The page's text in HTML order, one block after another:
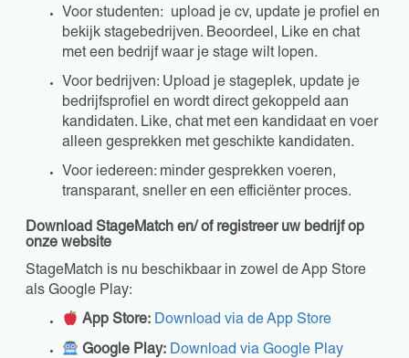
Voor studenten: upload je cv, update je profiel en
bekijk stagebedrijven. Beoordeel, Like en chat
met een bedrijf waar je stage wilt lopen.
Voor bedrijven: Upload je stageplek, update je
bedrijfsprofiel en wordt direct gekoppeld aan
kandidaten. Like, chat met een kandidaat en voer
alleen gesprekken met geschikte kandidaten.
Voor iedereen: minder gesprekken voeren,
transparant, sneller en een efficiënter proces.
Download StageMatch en/ of registreer uw bedrijf op
onze website
StageMatch is nu beschikbaar in zowel de App Store
als Google Play:
App Store: Download via de App Store
Google Play: Download via Google Play